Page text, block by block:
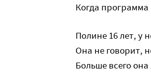
Когда программа
Полине 16 лет, у
Она не говорит,
Больше всего